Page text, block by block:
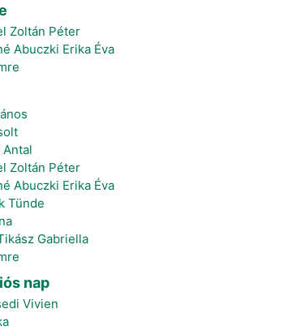
Zoltán Péter
Abuczki Erika Éva
Zoltán Péter
Abuczki Erika Éva
Tünde
Gabriella
nap
Vivien